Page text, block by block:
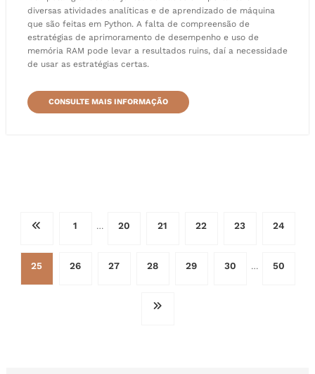
diversas atividades analíticas e de aprendizado de máquina
que são feitas em Python. A falta de compreensão de
estratégias de aprimoramento de desempenho e uso de
memória RAM pode levar a resultados ruins, daí a necessidade
de usar as estratégias certas.
CONSULTE MAIS INFORMAÇÃO
Paginação
de
posts
1 … 20 21 22 23 24
25 26 27 28 29 30 … 50